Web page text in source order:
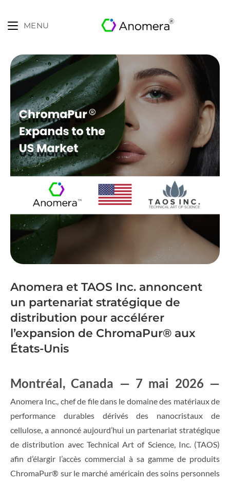
content
MENU
Anomera et TAOS Inc. annoncent
un partenariat stratégique de
distribution pour accélérer
l’expansion de ChromaPur® aux
États-Unis
Montréal, Canada — 7 mai 2026 —
Anomera Inc., chef de file dans le domaine des matériaux de
performance durables dérivés des nanocristaux de
cellulose, a annoncé aujourd’hui un partenariat stratégique
de distribution avec Technical Art of Science, Inc. (TAOS)
afin d’élargir l’accès commercial à sa gamme de produits
ChromaPur® sur le marché américain des soins personnels